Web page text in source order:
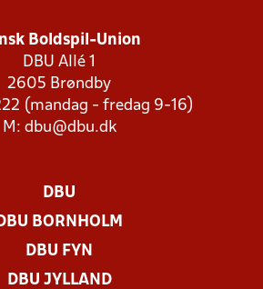
Boldspil-Union
DBU Allé 1
2605 Brøndby
(mandag - fredag 9-16)
M: dbu@dbu.dk
DBU
DBU BORNHOLM
DBU FYN
DBU JYLLAND